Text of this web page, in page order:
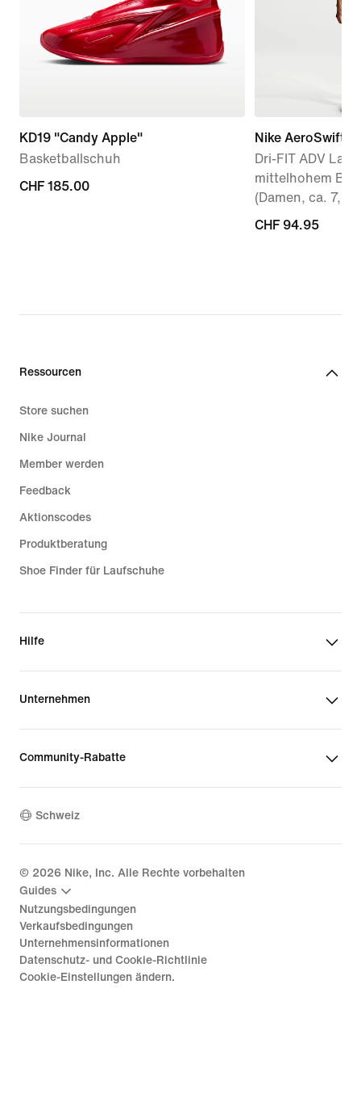
KD19 "Candy Apple"
Basketballschuh
CHF 185.00
CHF 185.00
Nike AeroSwift
Dri-FIT ADV
mittelhohem
(Damen, ca. 7,5
CHF 94.95
CHF 94.95
Ressourcen
Store suchen
Nike Journal
Member werden
Feedback
Aktionscodes
Produktberatung
Shoe Finder für Laufschuhe
Hilfe
Unternehmen
Community-Rabatte
Schweiz
© 2026 Nike, Inc. Alle Rechte vorbehalten
Guides
Nutzungsbedingungen
Verkaufsbedingungen
Unternehmensinformationen
Datenschutz- und Cookie-Richtlinie
Cookie-Einstellungen ändern.